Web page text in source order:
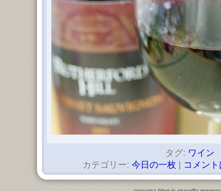
タグ: ワイン
カテゴリー: 今日の一枚 コメン